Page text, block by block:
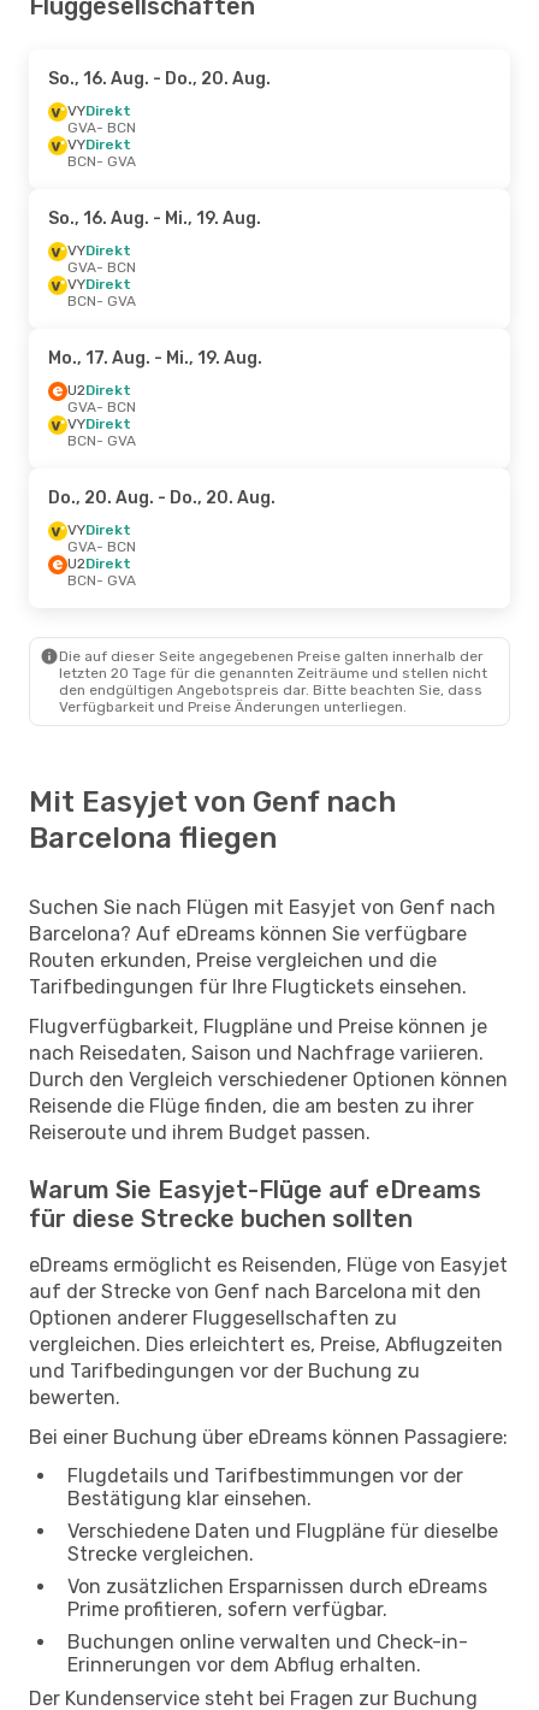
Fluggesellschaften
So., 16. Aug. - Do., 20. Aug.
VYDirekt
GVA- BCN
VYDirekt
BCN- GVA
So., 16. Aug. - Mi., 19. Aug.
VYDirekt
GVA- BCN
VYDirekt
BCN- GVA
Mo., 17. Aug. - Mi., 19. Aug.
U2Direkt
GVA- BCN
VYDirekt
BCN- GVA
Do., 20. Aug. - Do., 20. Aug.
VYDirekt
GVA- BCN
U2Direkt
BCN- GVA
Die auf dieser Seite angegebenen Preise galten innerhalb der
letzten 20 Tage für die genannten Zeiträume und stellen nicht
den endgültigen Angebotspreis dar. Bitte beachten Sie, dass
Verfügbarkeit und Preise Änderungen unterliegen.
Mit Easyjet von Genf nach
Barcelona fliegen
Suchen Sie nach Flügen mit Easyjet von Genf nach
Barcelona? Auf eDreams können Sie verfügbare
Routen erkunden, Preise vergleichen und die
Tarifbedingungen für Ihre Flugtickets einsehen.
Flugverfügbarkeit, Flugpläne und Preise können je
nach Reisedaten, Saison und Nachfrage variieren.
Durch den Vergleich verschiedener Optionen können
Reisende die Flüge finden, die am besten zu ihrer
Reiseroute und ihrem Budget passen.
Warum Sie Easyjet-Flüge auf eDreams
für diese Strecke buchen sollten
eDreams ermöglicht es Reisenden, Flüge von Easyjet
auf der Strecke von Genf nach Barcelona mit den
Optionen anderer Fluggesellschaften zu
vergleichen. Dies erleichtert es, Preise, Abflugzeiten
und Tarifbedingungen vor der Buchung zu
bewerten.
Bei einer Buchung über eDreams können Passagiere:
Flugdetails und Tarifbestimmungen vor der
Bestätigung klar einsehen.
Verschiedene Daten und Flugpläne für dieselbe
Strecke vergleichen.
Von zusätzlichen Ersparnissen durch eDreams
Prime profitieren, sofern verfügbar.
Buchungen online verwalten und Check-in-
Erinnerungen vor dem Abflug erhalten.
Der Kundenservice steht bei Fragen zur Buchung